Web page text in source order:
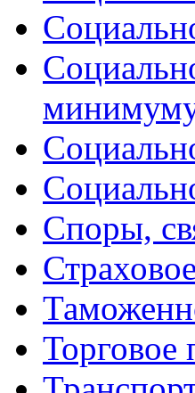
Споры,
Торговое